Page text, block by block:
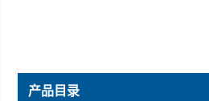
产品目录